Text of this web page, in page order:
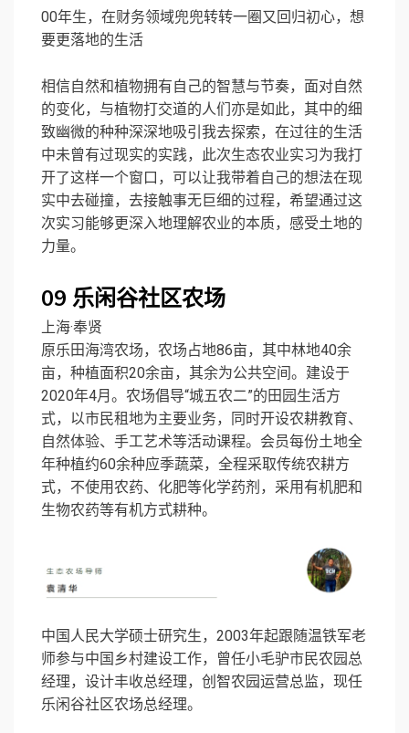
00年生，在财务领域兜兜转转一圈又回归初心，想
要更落地的生活
相信自然和植物拥有自己的智慧与节奏，面对自然
的变化，与植物打交道的人们亦是如此，其中的细
致幽微的种种深深地吸引我去探索，在过往的生活
中未曾有过现实的实践，此次生态农业实习为我打
开了这样一个窗口，可以让我带着自己的想法在现
实中去碰撞，去接触事无巨细的过程，希望通过这
次实习能够更深入地理解农业的本质，感受土地的
力量。
09 乐闲谷社区农场
上海·奉贤
原乐田海湾农场，农场占地86亩，其中林地40余
亩，种植面积20余亩，其余为公共空间。建设于
2020年4月。农场倡导“城五农二”的田园生活方
式，以市民租地为主要业务，同时开设农耕教育、
自然体验、手工艺术等活动课程。会员每份土地全
年种植约60余种应季蔬菜，全程采取传统农耕方
式，不使用农药、化肥等化学药剂，采用有机肥和
生物农药等有机方式耕种。
中国人民大学硕士研究生，2003年起跟随温铁军老
师参与中国乡村建设工作，曾任小毛驴市民农园总
经理，设计丰收总经理，创智农园运营总监，现任
乐闲谷社区农场总经理。